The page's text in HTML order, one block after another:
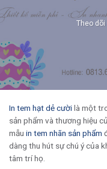
Theo
In tem hạt dẻ cườilà một
sản phẩm và thương hiệu
mẫu in tem nhãn sản phẩm
dàng thu hút sự chú ý của
tâm trí họ.